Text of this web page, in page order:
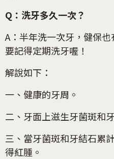
Q：洗牙多久一次？
A：半年洗一次牙，健保
要記得定期洗牙喔！
解說如下：
一、健康的牙周。
二、牙面上滋生牙菌斑和
三、當牙菌斑和牙結石累
得紅腫。